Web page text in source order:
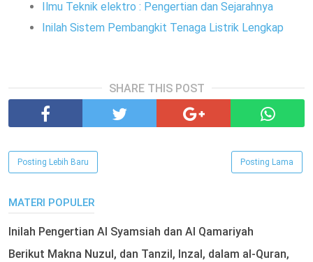
Ilmu Teknik elektro : Pengertian dan Sejarahnya
Inilah Sistem Pembangkit Tenaga Listrik Lengkap
SHARE THIS POST
Posting Lebih Baru Posting Lama
MATERI POPULER
Inilah Pengertian Al Syamsiah dan Al Qamariyah
Berikut Makna Nuzul, dan Tanzil, Inzal, dalam al-Quran,